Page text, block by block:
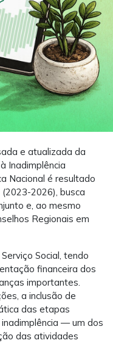
e atualizada da
Inadimplência
Nacional é resultado
2026), busca
e, ao mesmo
Regionais em
Social, tendo
financeira dos
importantes.
a inclusão de
das etapas
— um dos
das atividades